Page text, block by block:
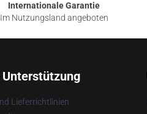
Internationale Garantie
Im Nutzungsland angeboten
Unterstützung
Lieferrichtlinien